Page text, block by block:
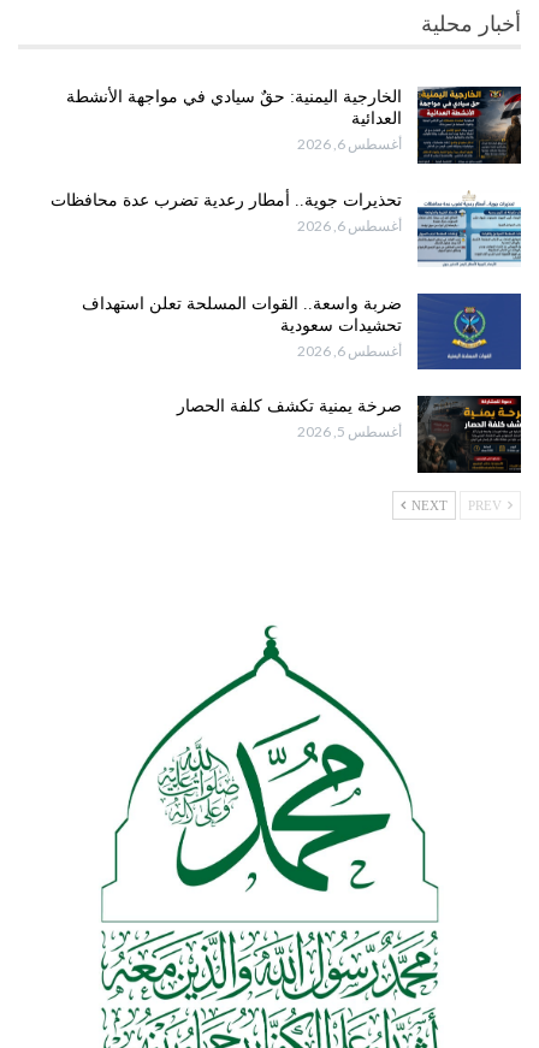
أخبار محلية
الخارجية اليمنية: حقٌ سيادي في مواجهة الأنشطة
العدائية
أغسطس 6, 2026
تحذيرات جوية.. أمطار رعدية تضرب عدة محافظات
أغسطس 6, 2026
ضربة واسعة.. القوات المسلحة تعلن استهداف
تحشيدات سعودية
أغسطس 6, 2026
صرخة يمنية تكشف كلفة الحصار
أغسطس 5, 2026
NEXT